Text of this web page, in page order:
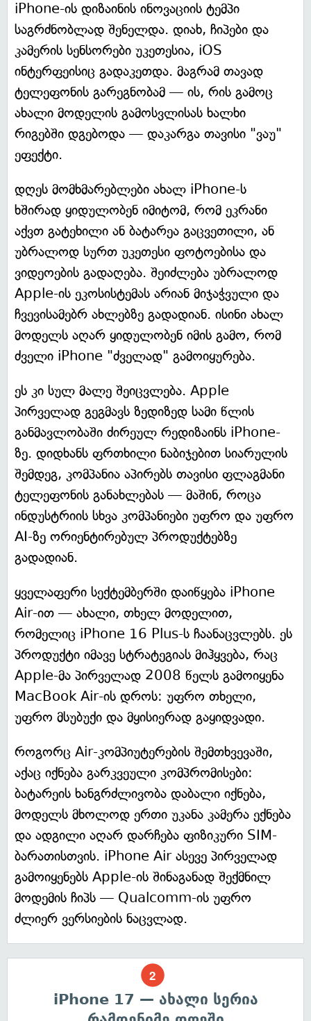
iPhone-ის დიზაინის ინოვაციის ტემპი
საგრძნობლად შენელდა. დიახ, ჩიპები და
კამერის სენსორები უკეთესია, iOS
ინტერფეისიც გადაკეთდა. მაგრამ თავად
ტელეფონის გარეგნობამ — ის, რის გამოც
ახალი მოდელის გამოსვლისას ხალხი
რიგებში დგებოდა — დაკარგა თავისი "ვაუ"
ეფექტი.
დღეს მომხმარებლები ახალ iPhone-ს
ხშირად ყიდულობენ იმიტომ, რომ ეკრანი
აქვთ გატეხილი ან ბატარეა გაცვეთილი, ან
უბრალოდ სურთ უკეთესი ფოტოებისა და
ვიდეოების გადაღება. შეიძლება უბრალოდ
Apple-ის ეკოსისტემას არიან მიჯაჭვული და
ჩვევისამებრ ახლებზე გადადიან. ისინი ახალ
მოდელს აღარ ყიდულობენ იმის გამო, რომ
ძველი iPhone "ძველად" გამოიყურება.
ეს კი სულ მალე შეიცვლება. Apple
პირველად გეგმავს ზედიზედ სამი წლის
განმავლობაში ძირეულ რედიზაინს iPhone-
ზე. დიდხანს ფრთხილი ნაბიჯებით სიარულის
შემდეგ, კომპანია აპირებს თავისი ფლაგმანი
ტელეფონის განახლებას — მაშინ, როცა
ინდუსტრიის სხვა კომპანიები უფრო და უფრო
AI-ზე ორიენტირებულ პროდუქტებზე
გადადიან.
ყველაფერი სექტემბერში დაიწყება iPhone
Air-ით — ახალი, თხელ მოდელით,
რომელიც iPhone 16 Plus-ს ჩაანაცვლებს. ეს
პროდუქტი იმავე სტრატეგიას მიჰყვება, რაც
Apple-მა პირველად 2008 წელს გამოიყენა
MacBook Air-ის დროს: უფრო თხელი,
უფრო მსუბუქი და მყისიერად გაყიდვადი.
როგორც Air-კომპიუტერების შემთხვევაში,
აქაც იქნება გარკვეული კომპრომისები:
ბატარეის ხანგრძლივობა დაბალი იქნება,
მოდელს მხოლოდ ერთი უკანა კამერა ექნება
და ადგილი აღარ დარჩება ფიზიკური SIM-
ბარათისთვის. iPhone Air ასევე პირველად
გამოიყენებს Apple-ის შინაგანად შექმნილ
მოდემის ჩიპს — Qualcomm-ის უფრო
ძლიერ ვერსიების ნაცვლად.
iPhone 17 — ახალი სერია